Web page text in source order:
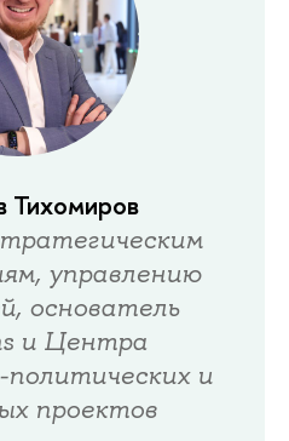
Тихомиров
управлению
основатель
и Центра
и
проектов